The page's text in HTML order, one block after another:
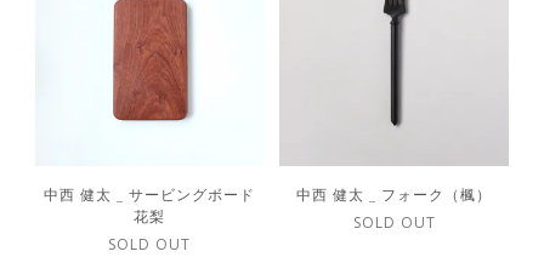
中西 健太 _ サービングボード
花梨
SOLD OUT
中西 健太 _ フォーク（楓）
SOLD OUT